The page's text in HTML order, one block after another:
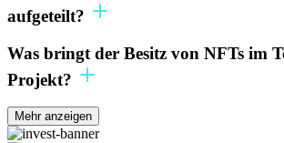
aufgeteilt?
Was bringt der Besitz von NFTs im
Projekt?
Mehr anzeigen